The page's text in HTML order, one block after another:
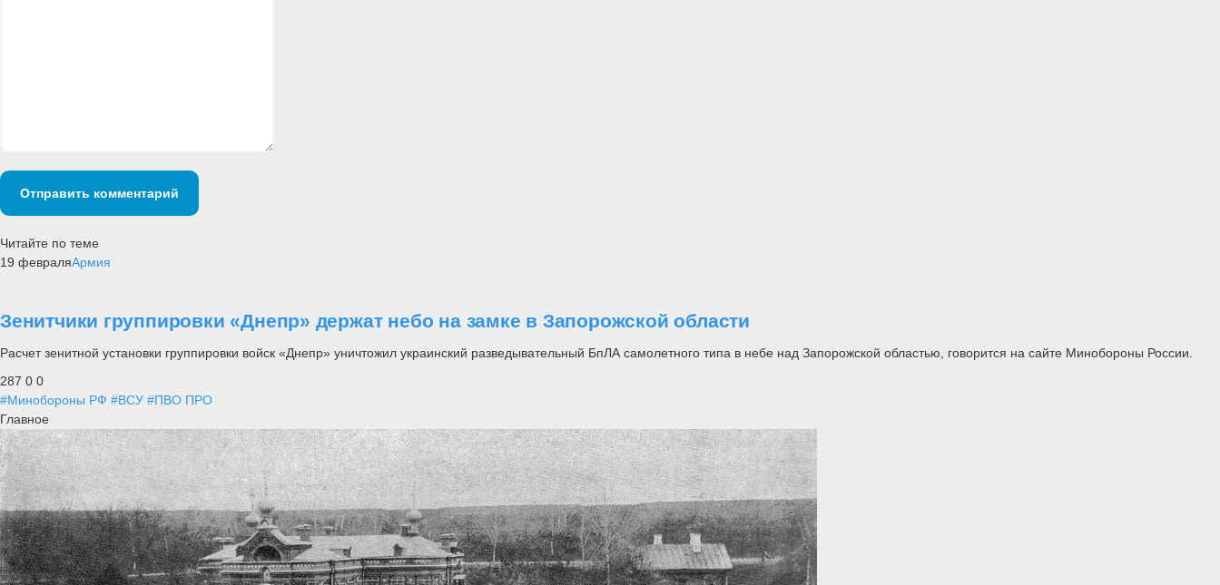
Отправить комментарий
Читайте по теме
19 февраляАрмия
Зенитчики группировки «Днепр» держат небо на замке в Запорожской области
Расчет зенитной установки группировки войск «Днепр» уничтожил украинский разведывательный БпЛА самолетного типа в небе над Запорожской областью, говорится на сайте Минобороны России.
287 0 0
#Минобороны РФ #ВСУ #ПВО ПРО
Главное